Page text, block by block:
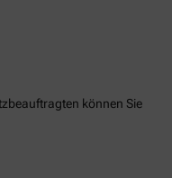
können Sie